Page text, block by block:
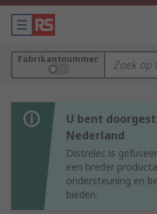
Fabrikantnummer
U bent
Nederland
Distrelec is
een breder
ondersteuning en
bieden.